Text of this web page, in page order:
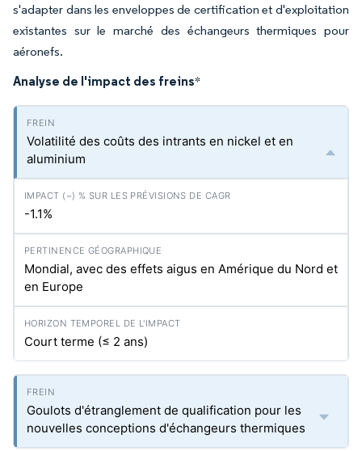
s'adapter dans les enveloppes de certification et d'exploitation
existantes sur le marché des échangeurs thermiques pour
aéronefs.
Analyse de l'impact des freins*
Volatilité des coûts des intrants en nickel et en
aluminium
-1.1%
Mondial, avec des effets aigus en Amérique du Nord et
en Europe
Court terme (≤ 2 ans)
Goulots d'étranglement de qualification pour les
nouvelles conceptions d'échangeurs thermiques